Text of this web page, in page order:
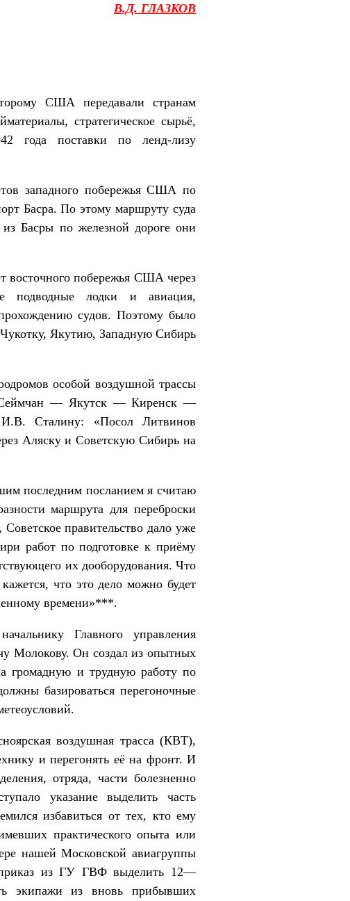
В.Д. ГЛАЗКОВ
США передавали странам
стратегическое сырьё,
года поставки по ленд-лизу
западного побережья США по
Басра. По этому маршруту суда
Басры по железной дороге они
восточного побережья США через
подводные лодки и авиация,
судов. Поэтому было
Якутию, Западную Сибирь
особой воздушной трассы
Сеймчан — Якутск — Киренск —
Сталину: «Посол Литвинов
Аляску и Советскую Сибирь на
последним посланием я считаю
маршрута для переброски
правительство дало уже
работ по подготовке к приёму
их дооборудования. Что
что это дело можно будет
времени»***.
Главного управления
Молокову. Он создал из опытных
громадную и трудную работу по
базироваться перегоночные
воздушная трасса (КВТ),
и перегонять её на фронт. И
отряда, части болезненно
указание выделить часть
избавиться от тех, кто ему
практического опыта или
нашей Московской авиагруппы
приказ из ГУ ГВФ выделить 12—
экипажи из вновь прибывших